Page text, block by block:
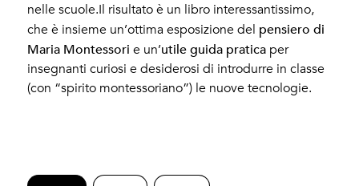
nelle scuole.Il risultato è un libro interessantissimo,
che è insieme un’ottima esposizione del pensiero di
Maria Montessori e un’utile guida pratica per
insegnanti curiosi e desiderosi di introdurre in classe
(con “spirito montessoriano”) le nuove tecnologie.